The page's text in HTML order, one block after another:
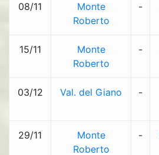
08/11
Monte
Roberto
-
15/11
Monte
Roberto
-
03/12 Val. del Giano -
29/11
Monte
Roberto
-